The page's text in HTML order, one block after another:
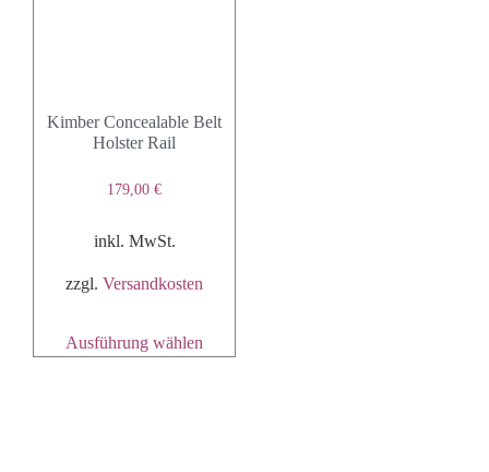
Kimber Concealable Belt
Holster Rail
179,00€
inkl. MwSt.
zzgl.Versandkosten
Ausführung wählen